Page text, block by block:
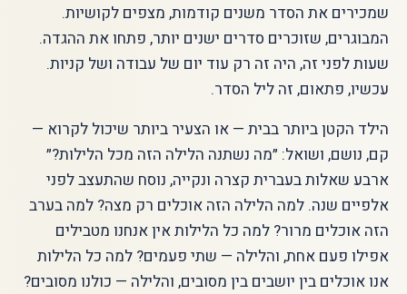
שמכירים את הסדר משנים קודמות, מצפים לקושיות.
המבוגרים, שזוכרים סדרים ישנים יותר, פתחו את ההגדה.
שעות לפני זה, היה זה רק עוד יום של עבודה ושל קניות.
עכשיו, פתאום, זה ליל הסדר.
הילד הקטן ביותר בבית — או הצעיר ביותר שיכול לקרוא —
קם, נושם, ושואל: ״מה נשתנה הלילה הזה מכל הלילות?״
ארבע שאלות בעברית קצרה ונקייה, נוסח שהתעצב לפני
אלפיים שנה. למה הלילה הזה אוכלים רק מצה? למה בערב
הזה אוכלים מרור? למה כל הלילות אין אנחנו מטבילים
אפילו פעם אחת, והלילה — שתי פעמים? למה כל הלילות
אנו אוכלים בין יושבים בין מסובים, והלילה — כולנו מסובים?